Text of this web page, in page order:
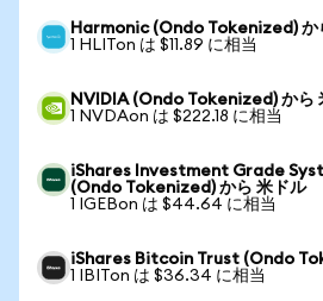
Harmonic (Ondo Tokenized) か
1 HLITon は $11.89 に相当
NVIDIA (Ondo Tokenized) から
1 NVDAon は $222.18 に相当
iShares Investment Grade
(Ondo Tokenized) から 米ドル
1 IGEBon は $44.64 に相当
iShares Bitcoin Trust (Ondo
1 IBITon は $36.34 に相当